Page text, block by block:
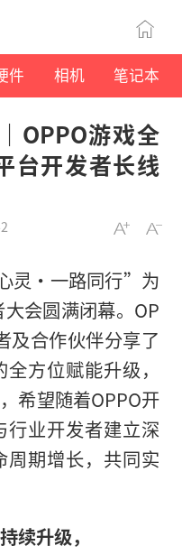
件 相机 笔记本
OPPO游戏全
台开发者长线
灵·一路同行”为
会圆满闭幕。OP
及合作伙伴分享了
方位赋能升级，
希望随着OPPO开
行业开发者建立深
周期增长，共同实
续升级，